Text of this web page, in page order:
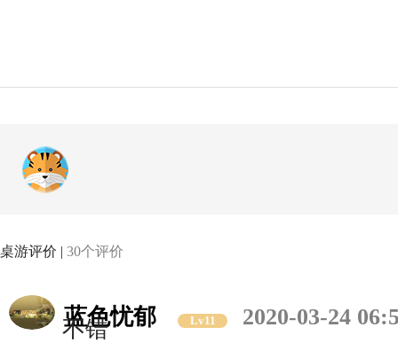
桌游评价 | 30个评价
蓝色忧郁 Lv11 2020-03-24
不错